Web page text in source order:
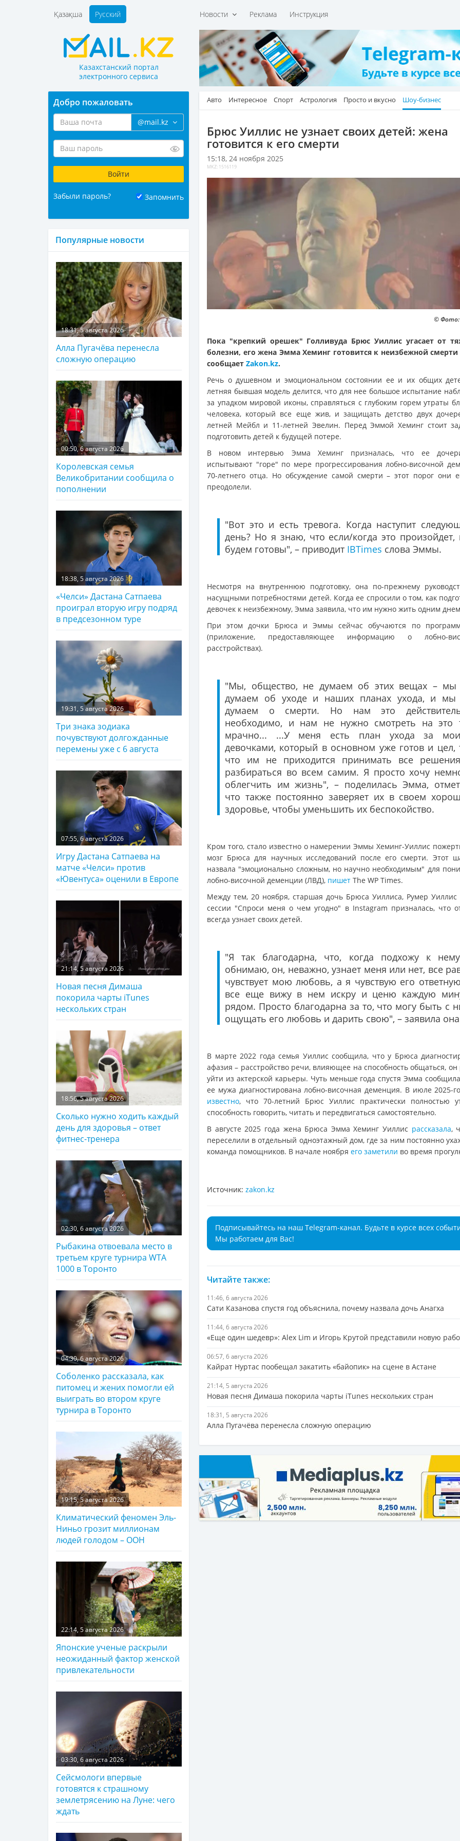
Новости Реклама Инструкция
Қазақша Русский
Казахстанский портал
электронного сервиса
Авто Интересное Спорт Астрология Просто и вкусно Шоу-бизнес
Брюс Уиллис не узнает своих детей: жена
готовится к его смерти
15:18, 24 ноября 2025
MKZ: 1516119
© Фото:
Пока "крепкий орешек" Голливуда Брюс Уиллис угасает от
болезни, его жена Эмма Хеминг готовится к неизбежной
сообщает Zakon.kz.
Речь о душевном и эмоциональном состоянии ее и их общих
летняя бывшая модель делится, что для нее большое испытание
за упадком мировой иконы, справляться с глубоким горем утраты
человека, который все еще жив, и защищать детство двух
летней Мейбл и 11-летней Эвелин. Перед Эммой Хеминг стоит
подготовить детей к будущей потере.
В новом интервью Эмма Хеминг призналась, что ее
испытывают "горе" по мере прогрессирования лобно-височной
70-летнего отца. Но обсуждение самой смерти – этот порог они
преодолели.
"Вот это и есть тревога. Когда наступит
день? Но я знаю, что если/когда это
будем готовы", – приводит IBTimes слова Эммы.
Несмотря на внутреннюю подготовку, она по-прежнему
насущными потребностями детей. Когда ее спросили о том, как
девочек к неизбежному, Эмма заявила, что им нужно жить одним
При этом дочки Брюса и Эммы сейчас обучаются по
(приложение, предоставляющее информацию о лобно-
расстройствах).
"Мы, общество, не думаем об этих вещах – мы
думаем об уходе и наших планах ухода, и мы
думаем о смерти. Но нам это
необходимо, и нам не нужно смотреть на это
мрачно... ...У меня есть план ухода за
девочками, который в основном уже готов и цел,
что им не приходится принимать все
разбираться во всем самим. Я просто хочу
облегчить им жизнь", – поделилась Эмма,
что также постоянно заверяет их в своем
здоровье, чтобы уменьшить их беспокойство.
Кром того, стало известно о намерении Эммы Хеминг-Уиллис
мозг Брюса для научных исследований после его смерти. Этот
назвала "эмоционально сложным, но научно необходимым" для
лобно-височной деменции (ЛВД), пишет The WP Times.
Между тем, 20 ноября, старшая дочь Брюса Уиллиса, Румер Уиллис
сессии "Спроси меня о чем угодно" в Instagram призналась, что
всегда узнает своих детей.
"Я так благодарна, что, когда подхожу к
обнимаю, он, неважно, узнает меня или нет, все
чувствует мою любовь, а я чувствую его
все еще вижу в нем искру и ценю каждую
рядом. Просто благодарна за то, что могу быть с
ощущать его любовь и дарить свою", – заявила
В марте 2022 года семья Уиллис сообщила, что у Брюса
афазия – расстройство речи, влияющее на способность общаться,
уйти из актерской карьеры. Чуть меньше года спустя Эмма
ее мужа диагностирована лобно-височная деменция. В июле 2025-го
известно, что 70-летний Брюс Уиллис практически полностью
способность говорить, читать и передвигаться самостоятельно.
В августе 2025 года жена Брюса Эмма Хеминг Уиллис рассказала,
переселили в отдельный одноэтажный дом, где за ним постоянно
команда помощников. В начале ноября его заметили во время
Источник: zakon.kz
Подписывайтесь на наш Telegram-канал. Будьте в курсе всех
Мы работаем для Вас!
Читайте также:
11:46, 6 августа 2026
Сати Казанова спустя год объяснила, почему назвала дочь Анагха
11:44, 6 августа 2026
«Еще один шедевр»: Alex Lim и Игорь Крутой представили новую
06:57, 6 августа 2026
Кайрат Нуртас пообещал закатить «байопик» на сцене в Астане
21:14, 5 августа 2026
Новая песня Димаша покорила чарты iTunes нескольких стран
18:31, 5 августа 2026
Алла Пугачёва перенесла сложную операцию
Добро пожаловать
@mail.kz
Забыли пароль? Запомнить
Популярные новости
18:31, 5 августа 2026
Алла Пугачёва перенесла
сложную операцию
00:50, 6 августа 2026
Королевская семья
Великобритании сообщила о
пополнении
18:38, 5 августа 2026
«Челси» Дастана Сатпаева
проиграл вторую игру подряд
в предсезонном туре
19:31, 5 августа 2026
Три знака зодиака
почувствуют долгожданные
перемены уже с 6 августа
07:55, 6 августа 2026
Игру Дастана Сатпаева на
матче «Челси» против
«Ювентуса» оценили в Европе
21:14, 5 августа 2026
Новая песня Димаша
покорила чарты iTunes
нескольких стран
18:56, 5 августа 2026
Сколько нужно ходить каждый
день для здоровья – ответ
фитнес-тренера
02:30, 6 августа 2026
Рыбакина отвоевала место в
третьем круге турнира WTA
1000 в Торонто
04:30, 6 августа 2026
Соболенко рассказала, как
питомец и жених помогли ей
выиграть во втором круге
турнира в Торонто
19:15, 5 августа 2026
Климатический феномен Эль-
Ниньо грозит миллионам
людей голодом – ООН
22:14, 5 августа 2026
Японские ученые раскрыли
неожиданный фактор женской
привлекательности
03:30, 6 августа 2026
Сейсмологи впервые
готовятся к страшному
землетрясению на Луне: чего
ждать